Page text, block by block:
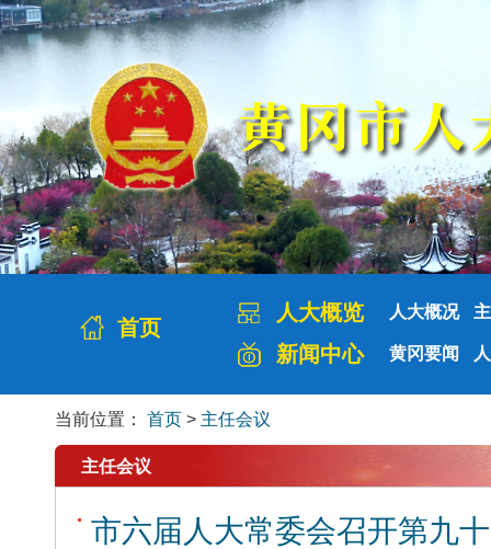
首页
人大概览 人大概况
新闻中心 黄冈要闻
当前位置： 首页 > 主任会议
主任会议
市六届人大常委会召开第九